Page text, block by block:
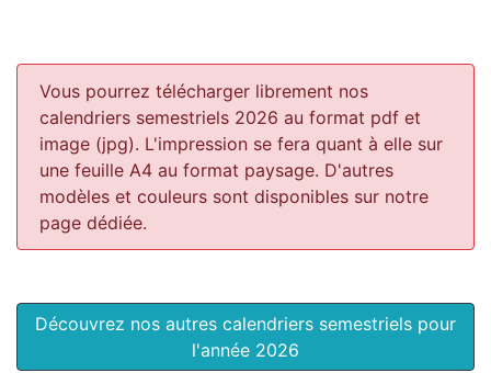
Vous pourrez télécharger librement nos
calendriers semestriels 2026 au format pdf et
image (jpg). L'impression se fera quant à elle sur
une feuille A4 au format paysage. D'autres
modèles et couleurs sont disponibles sur notre
page dédiée.
Découvrez nos autres calendriers semestriels pour
l'année 2026